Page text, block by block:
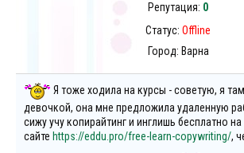
Репутация: 0
Статус: Offline
Город: Варна
Я тоже ходила на курсы - советую, я
девочкой, она мне предложила удаленную
сижу учу копирайтинг и инглишь бесплатно на
сайте https://eddu.pro/free-learn-copywriting/,